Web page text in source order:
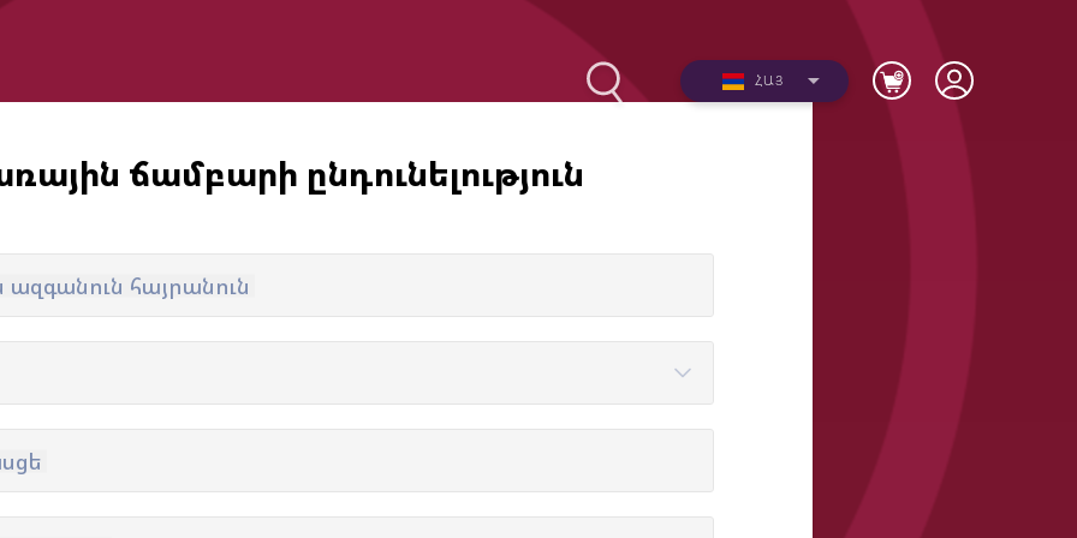
Ակադեմիայի
կառուցվածքը
Փյունիկ 2010
Փյունիկ 2012-1
2012 թթ. երեխաների
Տեսանյութեր
ՀԱՅ
ճամբարի ընդունելություն
հայրանուն